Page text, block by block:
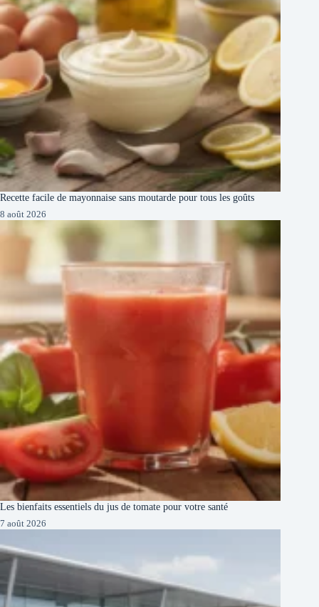
Recette facile de mayonnaise sans moutarde pour tous les goûts
8 août 2026
Les bienfaits essentiels du jus de tomate pour votre santé
7 août 2026